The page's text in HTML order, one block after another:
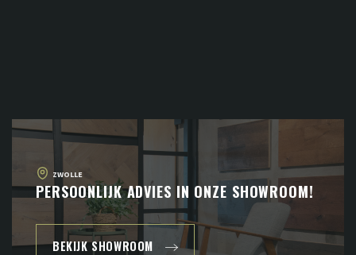
ZWOLLE
PERSOONLIJK ADVIES IN ONZE SHOWROOM!
BEKIJK SHOWROOM